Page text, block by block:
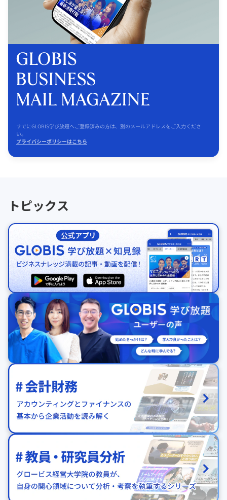
すでにGLOBIS学び放題へご登録済みの方は、別のメールアドレスをご入力くださ
い。
プライバシーポリシーはこちら
トピックス